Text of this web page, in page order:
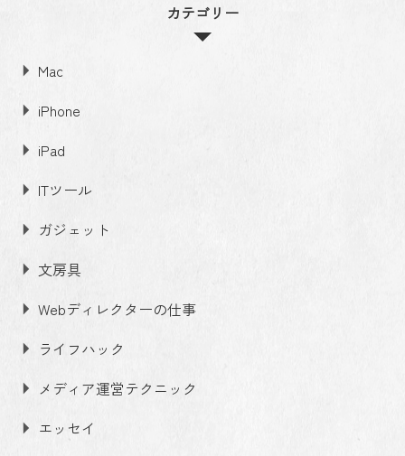
カテゴリー
Mac
iPhone
iPad
ITツール
ガジェット
文房具
Webディレクターの仕事
ライフハック
メディア運営テクニック
エッセイ